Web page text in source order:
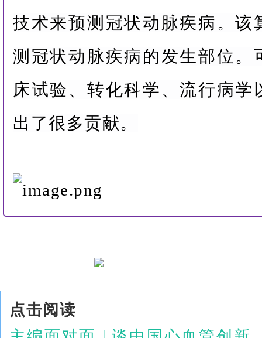
技术来预测冠状动脉疾病。该
测冠状动脉疾病的发生部位。
床试验、转化科学、流行病
出了很多贡献。
点击阅读